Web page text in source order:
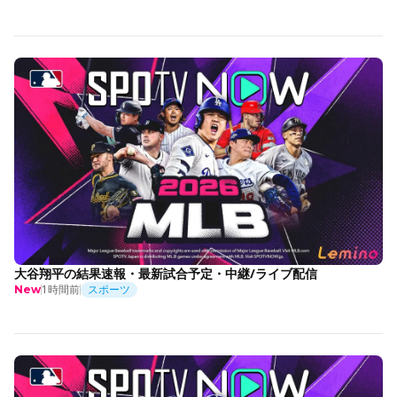
大谷翔平の結果速報・最新試合予定・中継/ライブ配信
New1時間前 スポーツ